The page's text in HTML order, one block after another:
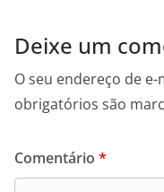
Deixe um
O seu endereço de
obrigatórios são
Comentário *